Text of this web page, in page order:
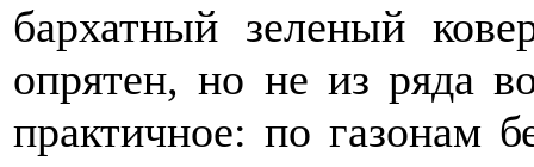
бархатный зеленый
опрятен, но не из ряда
практичное: по газонам